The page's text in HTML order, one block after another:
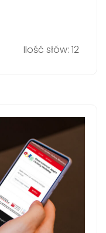
Ilość słów: 12